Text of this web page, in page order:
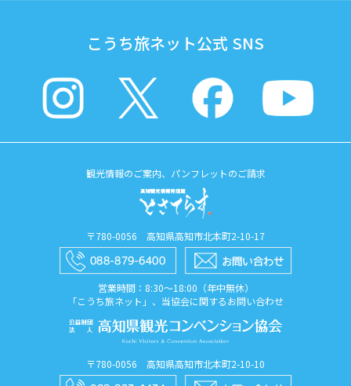
こうち旅ネット公式 SNS
観光情報のご案内、パンフレットのご請求
〒780-0056 高知県高知市北本町2-10-17
営業時間：8:30〜18:00（年中無休）
「こうち旅ネット」、当協会に関するお問い合わせ
〒780-0056 高知県高知市北本町2-10-10